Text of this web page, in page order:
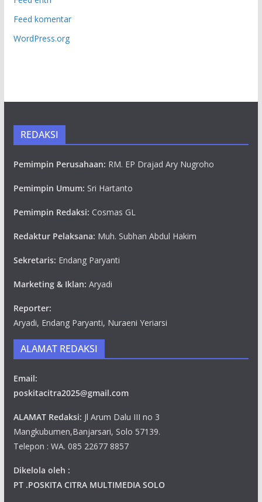
Feed komentar
WordPress.org
REDAKSI
Pemimpin Perusahaan: RM. EP Drajad Ary Nugroho
Pemimpin Umum: Sri Hartanto
Pemimpin Redaksi: Cosmas GL
Redaktur Pelaksana: Muh. Subhan Abdul Hakim
Sekretaris: Endang Paryanti
Marketing & Iklan: Aryadi
Reporter:
Aryadi, Endang Paryanti, Nuraeni Yeriarsi
ALAMAT REDAKSI
Email:
poskitacitra2025@gmail.com
ALAMAT Redaksi: Jl Arum Dalu III no 3
Mangkubumen,Banjarsari, Solo 57139.
Telepon : WA. 085 22677 8857
Dikelola oleh :
PT .POSKITA CITRA MULTIMEDIA SOLO